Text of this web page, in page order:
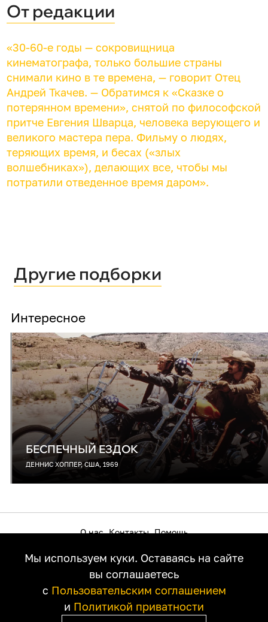
От редакции
«30-60-е годы — сокровищница
кинематографа, только большие страны
снимали кино в те времена, — говорит Отец
Андрей Ткачев. — Обратимся к «Сказке о
потерянном времени», снятой по философской
притче Евгения Шварца, человека верующего и
великого мастера пера. Фильму о людях,
теряющих время, и бесах («злых
волшебниках»), делающих все, чтобы мы
потратили отведенное время даром».
Другие подборки
Интересное
БЕСПЕЧНЫЙ ЕЗДОК
ДЕННИС ХОППЕР, США, 1969
Мы используем куки. Оставаясь на сайте
вы соглашаетесь
с Пользовательским соглашением
и Политикой приватности
О нас Контакты Помощь
Пользовательское соглашение
Политика приватности
Правообладателям